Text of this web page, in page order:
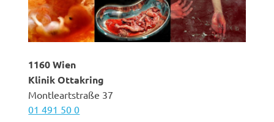
1160 Wien
Klinik Ottakring
Montleartstraße 37
01 491 50 0